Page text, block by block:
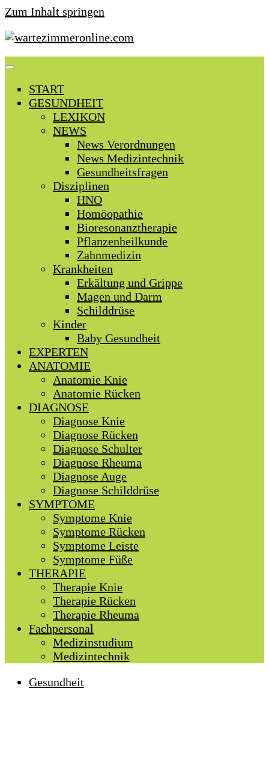
Zum Inhalt springen
START
GESUNDHEIT
LEXIKON
NEWS
News Verordnungen
News Medizintechnik
Gesundheitsfragen
Disziplinen
HNO
Homöopathie
Bioresonanztherapie
Pflanzenheilkunde
Zahnmedizin
Krankheiten
Erkältung und Grippe
Magen und Darm
Schilddrüse
Kinder
Baby Gesundheit
EXPERTEN
ANATOMIE
Anatomie Knie
Anatomie Rücken
DIAGNOSE
Diagnose Knie
Diagnose Rücken
Diagnose Schulter
Diagnose Rheuma
Diagnose Auge
Diagnose Schilddrüse
SYMPTOME
Symptome Knie
Symptome Rücken
Symptome Leiste
Symptome Füße
THERAPIE
Therapie Knie
Therapie Rücken
Therapie Rheuma
Fachpersonal
Medizinstudium
Medizintechnik
Gesundheit